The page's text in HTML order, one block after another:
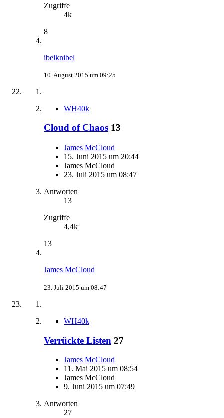
Zugriffe
4k
8
ibelknibel
10. August 2015 um 09:25
WH40k
Cloud of Chaos 13
James McCloud
15. Juni 2015 um 20:44
James McCloud
23. Juli 2015 um 08:47
Antworten
13
Zugriffe
4,4k
13
James McCloud
23. Juli 2015 um 08:47
WH40k
Verrückte Listen 27
James McCloud
11. Mai 2015 um 08:54
James McCloud
9. Juni 2015 um 07:49
Antworten
27